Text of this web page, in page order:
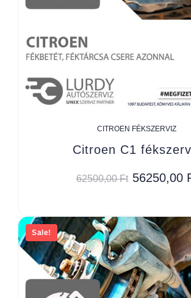
CITROEN FÉKSZERVIZ
Citroen C1
62500,00Ft 56250,00
Sale!